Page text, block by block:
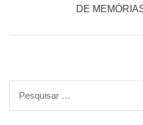
DE